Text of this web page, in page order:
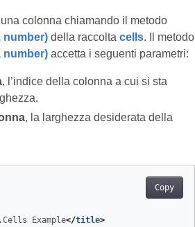
colonna chiamando il metodo
number) della raccolta cells. Il metodo
number) accetta i seguenti parametri:
, l’indice della colonna a cui si sta
, la larghezza desiderata della
Copy
Example</title>